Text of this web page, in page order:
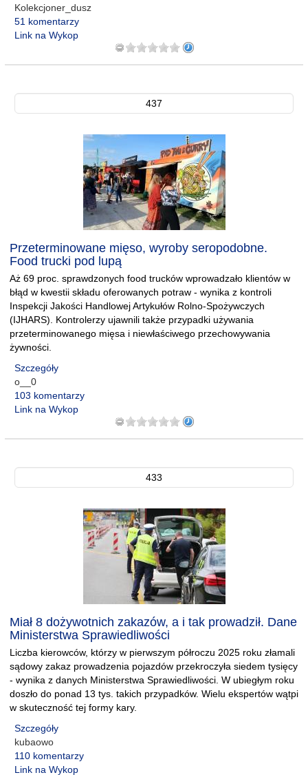
Kolekcjoner_dusz
51 komentarzy
Link na Wykop
437
Przeterminowane mięso, wyroby seropodobne.
Food trucki pod lupą
Aż 69 proc. sprawdzonych food trucków wprowadzało klientów w
błąd w kwestii składu oferowanych potraw - wynika z kontroli
Inspekcji Jakości Handlowej Artykułów Rolno-Spożywczych
(IJHARS). Kontrolerzy ujawnili także przypadki używania
przeterminowanego mięsa i niewłaściwego przechowywania
żywności.
Szczegóły
o__0
103 komentarzy
Link na Wykop
433
Miał 8 dożywotnich zakazów, a i tak prowadził. Dane
Ministerstwa Sprawiedliwości
Liczba kierowców, którzy w pierwszym półroczu 2025 roku złamali
sądowy zakaz prowadzenia pojazdów przekroczyła siedem tysięcy
- wynika z danych Ministerstwa Sprawiedliwości. W ubiegłym roku
doszło do ponad 13 tys. takich przypadków. Wielu ekspertów wątpi
w skuteczność tej formy kary.
Szczegóły
kubaowo
110 komentarzy
Link na Wykop